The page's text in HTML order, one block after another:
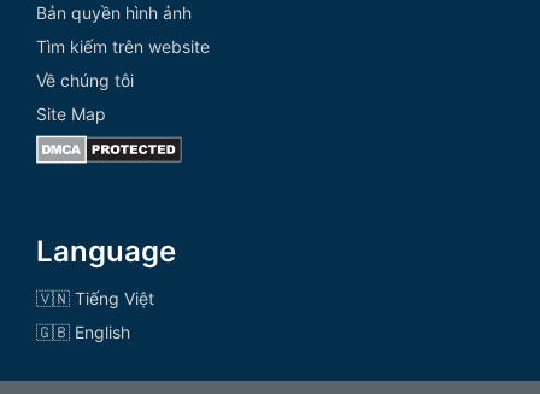
Bản quyền hình ảnh
Tìm kiếm trên website
Về chúng tôi
Site Map
Language
🇻🇳 Tiếng Việt
🇬🇧 English